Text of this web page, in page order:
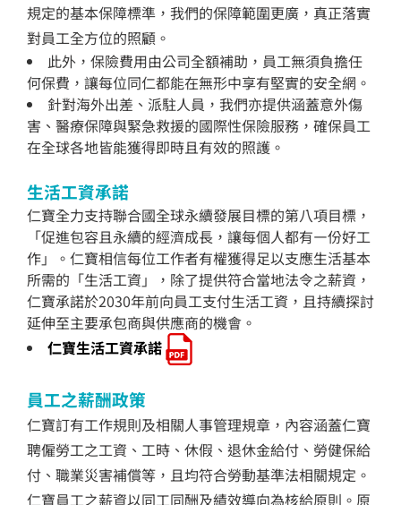
規定的基本保障標準，我們的保障範圍更廣，真正落實
對員工全方位的照顧。
此外，保險費用由公司全額補助，員工無須負擔任
何保費，讓每位同仁都能在無形中享有堅實的安全網。
針對海外出差、派駐人員，我們亦提供涵蓋意外傷
害、醫療保障與緊急救援的國際性保險服務，確保員工
在全球各地皆能獲得即時且有效的照護。
生活工資承諾
仁寶全力支持聯合國全球永續發展目標的第八項目標，
「促進包容且永續的經濟成⾧，讓每個人都有㇐份好工
作」。仁寶相信每位工作者有權獲得足以支應生活基本
所需的「生活工資」，除了提供符合當地法令之薪資，
仁寶承諾於2030年前向員工支付生活工資，且持續探討
延伸至主要承包商與供應商的機會。
仁寶生活工資承諾
員工之薪酬政策
仁寶訂有工作規則及相關人事管理規章，內容涵蓋仁寶
聘僱勞工之工資、工時、休假、退休金給付、勞健保給
付、職業災害補償等，且均符合勞動基準法相關規定。
仁寶員工之薪資以同工同酬及績效導向為核給原則。原